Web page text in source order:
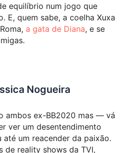
equilíbrio num jogo que
E, quem sabe, a coelha Xuxa
a gata de Diana, e se
Nogueira
ambos ex-BB2020 mas — vá
ver um desentendimento
até um reacender da paixão.
de reality shows da TVI,